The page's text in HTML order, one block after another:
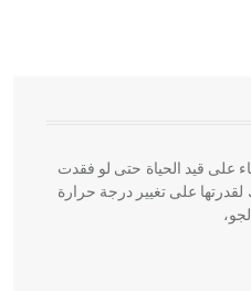
الشام ومصر خاصة، حيث يحرص
في الواجهات
على قيد الحياة حتى لو فقدت
لقدرتها على تغيير درجة حرارة